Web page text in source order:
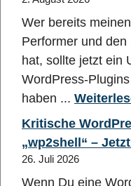
Wer bereits
Performer und
hat, sollte jetzt ein
WordPress-
haben ...
Kritische
„wp2shell“ –
26. Juli 2026
Wenn Du eine